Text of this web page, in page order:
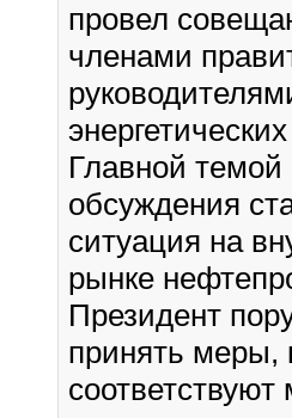
провел
членами
Главной темой
обсуждения
ситуация на
рынке
Президент
принять меры,